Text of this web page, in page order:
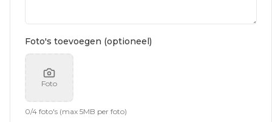
Foto's toevoegen (optioneel)
Foto
0/4 foto's (max 5MB per foto)